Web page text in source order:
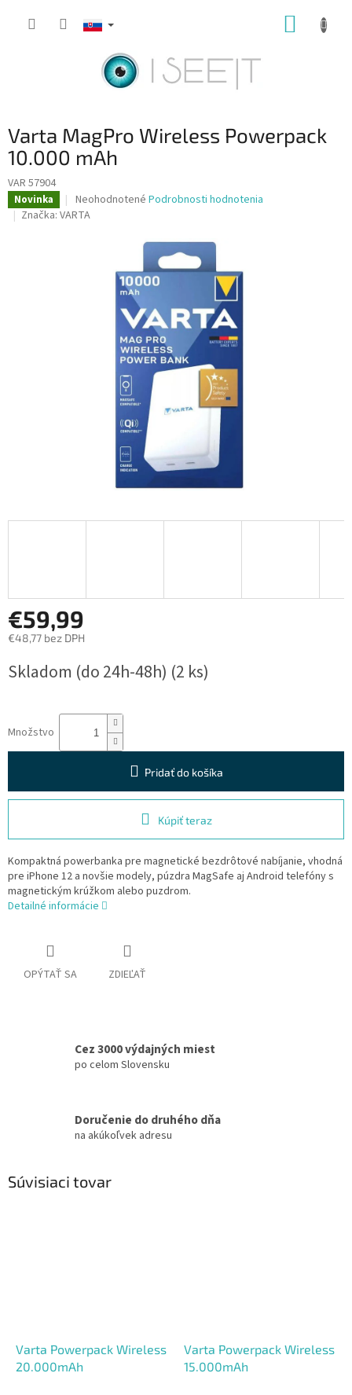
Varta MagPro Wireless Powerpack
10.000 mAh
VAR 57904
Novinka
Priemerné
hodnotenie
Neohodnotené Podrobnosti hodnotenia
Značka: VARTA
€59,99
€48,77 bez DPH
cena:
Skladom (do 24h-48h) (2 ks)
Množstvo
Pridať do košíka
Kúpiť teraz
Kompaktná powerbanka pre magnetické bezdrôtové nabíjanie, vhodná
pre iPhone 12 a novšie modely, púzdra MagSafe aj Android telefóny s
magnetickým krúžkom alebo puzdrom.
Detailné informácie
OPÝTAŤ SA ZDIEĽAŤ
Cez 3000 výdajných miest
po celom Slovensku
Doručenie do druhého dňa
na akúkoľvek adresu
Súvisiaci tovar
Varta Powerpack Wireless
20.000mAh
Varta Powerpack Wireless
15.000mAh